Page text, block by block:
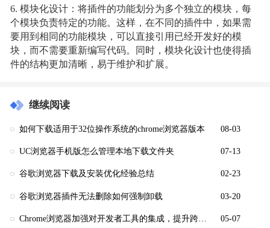
6. 模块化设计：将插件的功能划分为多个独立的模块，每
个模块负责特定的功能。这样，在不同的插件中，如果需
要用到相同的功能模块，可以直接引用已经开发好的模
块，而不需要重新编写代码。同时，模块化设计也使得插
件的结构更加清晰，易于维护和扩展。
继续阅读
如何下载适用于32位操作系统的chrome浏览器版本 08-03
UC浏览器手机版怎么管理本地下载文件夹 07-13
谷歌浏览器下载及安装优化经验总结 02-23
谷歌浏览器插件无法删除如何强制卸载 03-20
05-07